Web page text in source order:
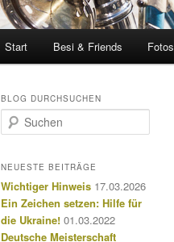
Start Besi & Friends Fotos
BLOG DURCHSUCHEN
u
h
n
NEUESTE BEITRÄGE
Wichtiger Hinweis 17.03.2026
Ein Zeichen setzen: Hilfe für
die Ukraine! 01.03.2022
Deutsche Meisterschaft